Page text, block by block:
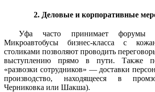
2. Деловые и корпоративные
Уфа часто принимает форумы
Микроавтобусы бизнес-класса с
столиками позволяют проводить
выступлению прямо в пути. Также
«развозки сотрудников» — доставки
производство, находящееся в
Черниковка или Шакша).